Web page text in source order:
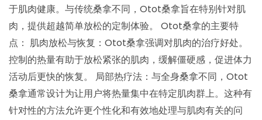
于肌肉健康。与传统桑拿不同，Otot桑拿旨在特别针对肌
肉，提供超越简单放松的定制体验。 Otot桑拿的主要特
点： 肌肉放松与恢复：Otot桑拿强调对肌肉的治疗好处。
控制的热量有助于放松紧张的肌肉，缓解僵硬感，促进体力
活动后更快的恢复。 局部热疗法：与全身桑拿不同，Otot
桑拿通常设计为让用户将热量集中在特定肌肉群上。这种有
针对性的方法允许更个性化和有效地处理与肌肉有关的问